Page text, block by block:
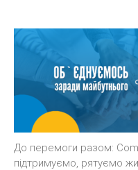
До перемоги разом:
підтримуємо, рятуємо